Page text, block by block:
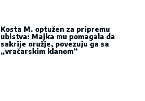
Kosta M. optužen za pripremu
ubistva: Majka mu pomagala da
sakrije oružje, povezuju ga sa
„vračarskim klanom“